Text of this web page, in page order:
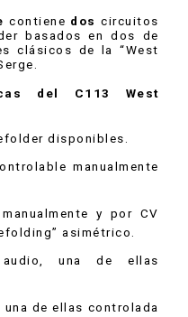
contiene dos circuitos
basados en dos de
clásicos de la “West
del C113 West
disponibles.
manualmente
y por CV
asimétrico.
una de ellas
de ellas controlada